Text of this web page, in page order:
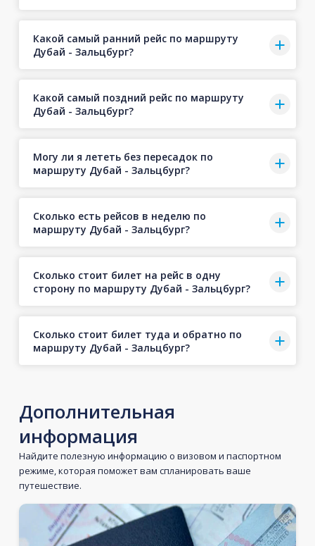
Какой самый ранний рейс по маршруту
Дубай - Зальцбург?
Какой самый поздний рейс по маршруту
Дубай - Зальцбург?
Могу ли я лететь без пересадок по
маршруту Дубай - Зальцбург?
Сколько есть рейсов в неделю по
маршруту Дубай - Зальцбург?
Сколько стоит билет на рейс в одну
сторону по маршруту Дубай - Зальцбург?
Сколько стоит билет туда и обратно по
маршруту Дубай - Зальцбург?
Дополнительная
информация
Найдите полезную информацию о визовом и паспортном
режиме, которая поможет вам спланировать ваше
путешествие.